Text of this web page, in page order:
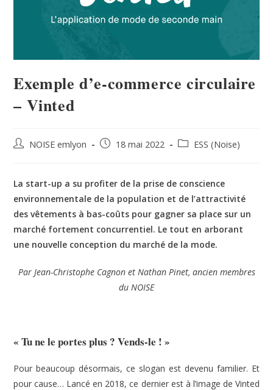
Exemple d’e-commerce circulaire
– Vinted
NOISE emlyon 18 mai 2022 ESS (Noise)
La start-up a su profiter de la prise de conscience
environnementale de la population et de l’attractivité
des vêtements à bas-coûts pour gagner sa place sur un
marché fortement concurrentiel. Le tout en arborant
une nouvelle conception du marché de la mode.
Par Jean-Christophe Cagnon et Nathan Pinet, ancien membres
du NOISE
« Tu ne le portes plus ? Vends-le ! »
Pour beaucoup désormais, ce slogan est devenu familier. Et
pour cause… Lancé en 2018, ce dernier est à l’image de Vinted